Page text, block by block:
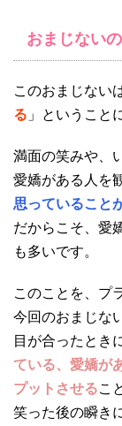
おまじない
このおまじない
る 」ということ
満面の笑みや、
愛嬌がある人を
思っていること
だからこそ、愛
も多いです。
このことを、プ
今回のおまじな
目が合ったとき
ている、愛嬌が
プットさせるこ
笑った後の瞬き